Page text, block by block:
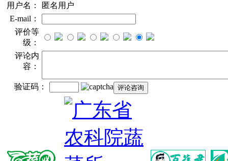
用户名：
匿名用户
E-mail：
评价等
级：
评论内
容：
验证码：